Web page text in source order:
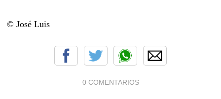
© José Luis
0 COMENTARIOS